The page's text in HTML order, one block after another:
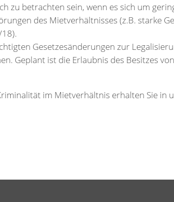
zu betrachten sein, wenn es sich um
des Mietverhältnisses (z.B. starke
Gesetzesänderungen zur
Geplant ist die Erlaubnis des Besitzes
im Mietverhältnis erhalten Sie in